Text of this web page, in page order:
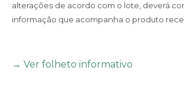
alterações de acordo com o lote, deverá
informação que acompanha o produto
→ Ver folheto informativo